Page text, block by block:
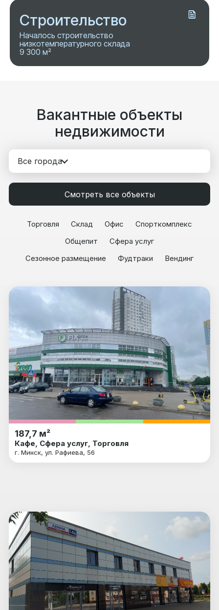
Строительство
Началось строительство
низкотемпературного склада
9 300 м²
Вакантные объекты
недвижимости
Все города
Смотреть все объекты
Торговля Склад Офис
Спорткомплекс
Общепит
Сфера услуг
Сезонное размещение
Фудтраки Вендинг
187,7 м²
Кафе, Сфера услуг, Торговля
г. Минск, ул. Рафиева, 56